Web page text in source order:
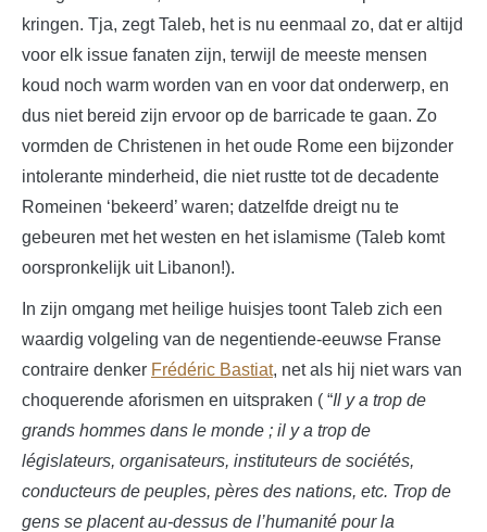
kringen. Tja, zegt Taleb, het is nu eenmaal zo, dat er altijd
voor elk issue fanaten zijn, terwijl de meeste mensen
koud noch warm worden van en voor dat onderwerp, en
dus niet bereid zijn ervoor op de barricade te gaan. Zo
vormden de Christenen in het oude Rome een bijzonder
intolerante minderheid, die niet rustte tot de decadente
Romeinen ‘bekeerd’ waren; datzelfde dreigt nu te
gebeuren met het westen en het islamisme (Taleb komt
oorspronkelijk uit Libanon!).
In zijn omgang met heilige huisjes toont Taleb zich een
waardig volgeling van de negentiende-eeuwse Franse
contraire denker Frédéric Bastiat, net als hij niet wars van
choquerende aforismen en uitspraken ( “Il y a trop de
grands hommes dans le monde ; il y a trop de
législateurs, organisateurs, instituteurs de sociétés,
conducteurs de peuples, pères des nations, etc. Trop de
gens se placent au-dessus de l’humanité pour la